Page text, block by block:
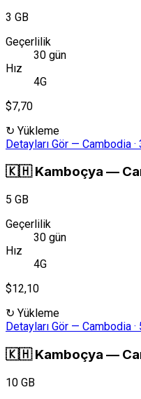
3 GB
Geçerlilik
30 gün
Hız
4G
$7,70
↻ Yükleme
Detayları Gör — Cambodia ·
🇰🇭 Kamboçya —
5 GB
Geçerlilik
30 gün
Hız
4G
$12,10
↻ Yükleme
Detayları Gör — Cambodia ·
🇰🇭 Kamboçya —
10 GB